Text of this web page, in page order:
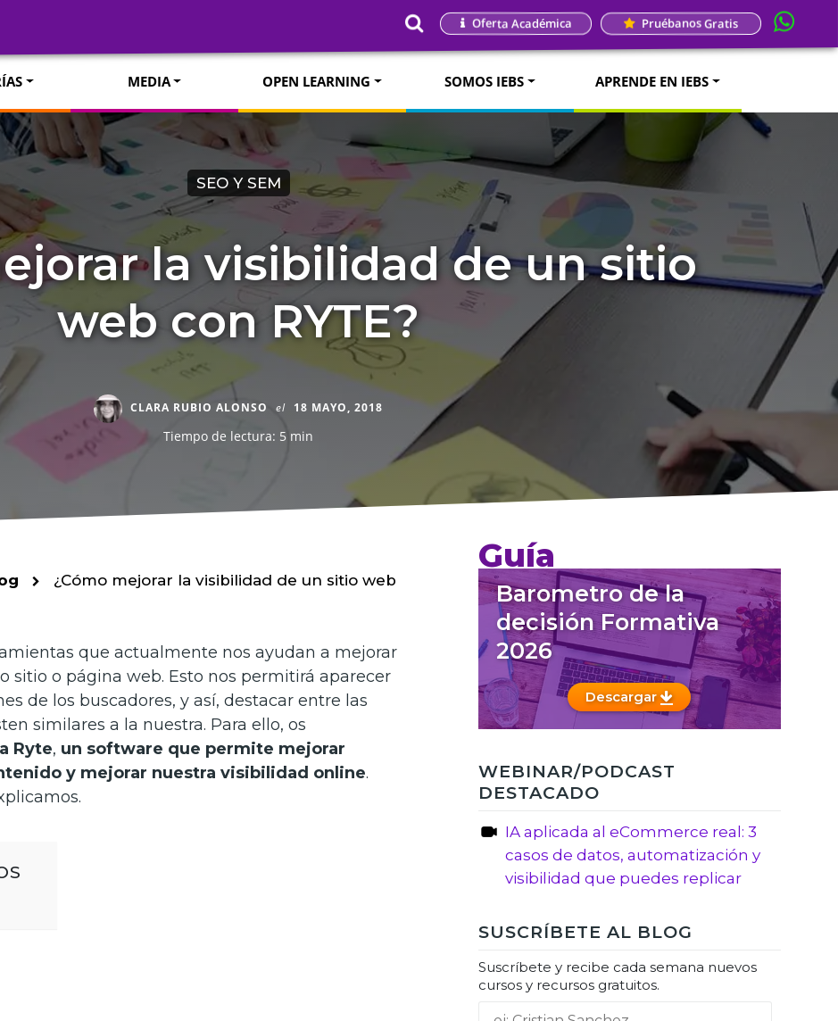
Oferta Académica Pruébanos Gratis
MEDIA OPEN LEARNING SOMOS IEBS APRENDE EN IEBS
SEO Y SEM
la visibilidad de un sitio
web con RYTE?
CLARA RUBIO ALONSO el 18 MAYO, 2018
Tiempo de lectura: 5 min
¿Cómo mejorar la visibilidad de un sitio web
que actualmente nos ayudan a mejorar
sitio o página web. Esto nos permitirá aparecer
de los buscadores, y así, destacar entre las
similares a la nuestra. Para ello, os
Ryte, un software que permite mejorar
y mejorar nuestra visibilidad online.
Guía
Barometro de la
decisión Formativa
2026
Descargar
WEBINAR/PODCAST
DESTACADO
IA aplicada al eCommerce real: 3
casos de datos, automatización y
visibilidad que puedes replicar
SUSCRÍBETE AL BLOG
Suscríbete y recibe cada semana nuevos
cursos y recursos gratuitos.